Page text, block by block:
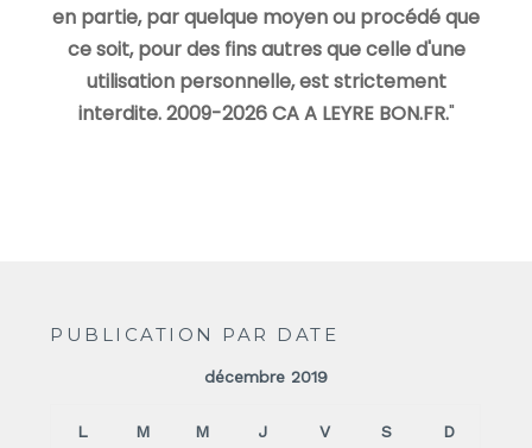
en partie, par quelque moyen ou procédé que
ce soit, pour des fins autres que celle d'une
utilisation personnelle, est strictement
interdite. 2009-2026 CA A LEYRE BON.FR."
PUBLICATION PAR DATE
décembre 2019
L M M J V S D